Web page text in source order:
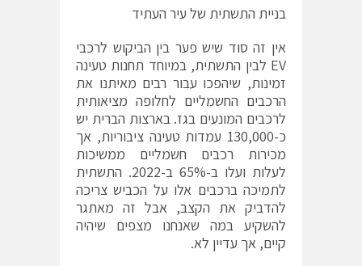
בניית התשתית של עיר העתיד
אין זה סוד שיש פער בין הביקוש לרכבי
EV לבין התשתית, במיוחד תחנות טעינה
זמינות, שיהפכו עבור רבים מאיתנו את
הרכבים החשמליים לחלופה מציאותית
לרכבים המונעים בגז. בארצות הברית יש
כ-130,000 עמדות טעינה ציבוריות, אך
מכירות רכבים חשמליים ממשיכות
לעלות ועלו ב-65% ב-2022. התשתית
לתמיכה ברכבים אלו על הכביש צריכה
להדביק את הקצב, אבל זה מאתגר
להשקיע במה שאנחנו מצפים שיהיה
קיים, אך עדיין לא.